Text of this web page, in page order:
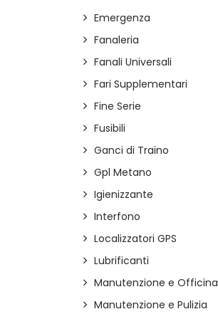
Emergenza
Fanaleria
Fanali Universali
Fari Supplementari
Fine Serie
Fusibili
Ganci di Traino
Gpl Metano
Igienizzante
Interfono
Localizzatori GPS
Lubrificanti
Manutenzione e Officina
Manutenzione e Pulizia